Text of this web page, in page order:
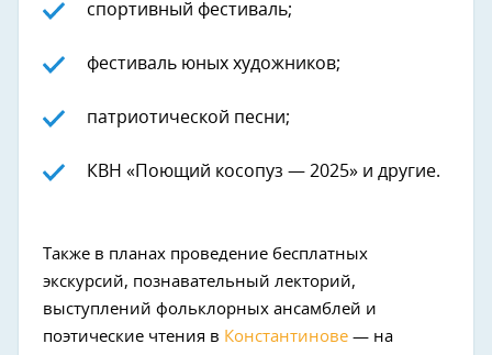
спортивный фестиваль;
фестиваль юных художников;
патриотической песни;
КВН «Поющий косопуз — 2025» и другие.
Также в планах проведение бесплатных
экскурсий, познавательный лекторий,
выступлений фольклорных ансамблей и
поэтические чтения в Константинове — на